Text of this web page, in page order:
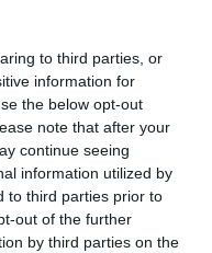
to third parties, or
information for
the below opt-out
note that after your
continue seeing
information utilized by
to third parties prior to
out of the further
by third parties on the
KELTVE AKART BEJUTNI
egy mai esetről, azt
aljegyző és Farkas
a közérdekből
ÖNKORMÁNYZAT